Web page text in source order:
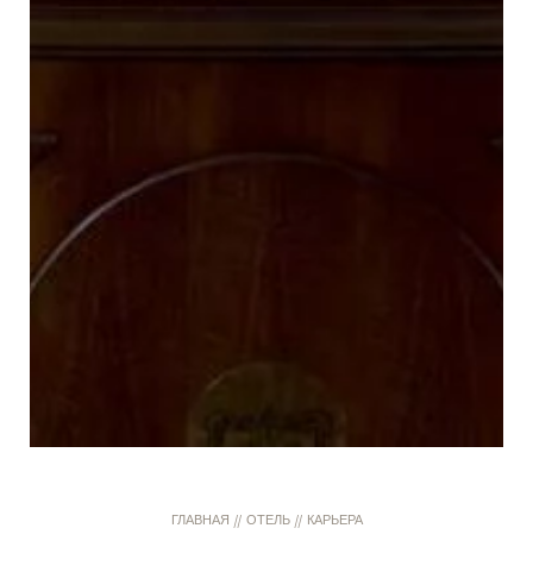
ГЛАВНАЯ // ОТЕЛЬ // КАРЬЕРА